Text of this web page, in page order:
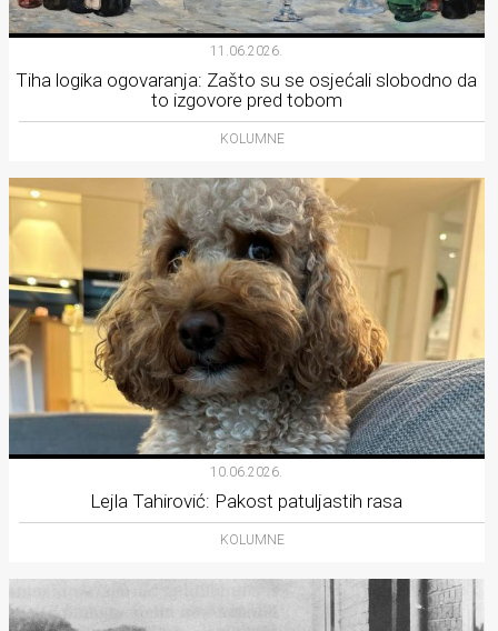
11.06.2026.
Tiha logika ogovaranja: Zašto su se osjećali slobodno da
to izgovore pred tobom
KOLUMNE
10.06.2026.
Lejla Tahirović: Pakost patuljastih rasa
KOLUMNE